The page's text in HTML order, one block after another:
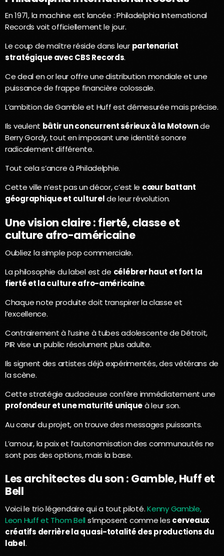
En 1971, la machine est lancée : Philadelphia International
Records voit officiellement le jour.
Le coup de maître réside dans leur partenariat
stratégique avec CBS Records.
Ce deal en or leur offre une distribution mondiale et une
puissance de frappe financière colossale.
L’ambition de Gamble et Huff est démesurée mais précise.
Ils veulent bâtir un concurrent sérieux à la Motownde
Berry Gordy, tout en imposant une identité sonore
radicalement différente.
Tout cela s’ancre à Philadelphie.
Cette ville n’est pas un décor, c’est le cœur battant
géographique et culturelde leur révolution.
Une vision claire : fierté, classe et
culture afro-américaine
Oubliez la simple pop commerciale.
La philosophie du label est de célébrer haut et fort la
fierté et la culture afro-américaine.
Chaque note produite doit transpirer la classe et
l’excellence.
Contrairement à l’usine à tubes adolescente de Détroit,
PIR vise un public résolument plus adulte.
Ils signent des artistes déjà expérimentés, des vétérans de
la scène.
Cette stratégie audacieuse confère immédiatement une
profondeur et une maturité uniqueà leur son.
Au cœur du projet, on trouve des messages puissants.
L’amour, la paix et l’autonomisation des communautés ne
sont pas des options, mais la base.
Les architectes du son : Gamble, Huff et
Bell
Voici le trio légendaire qui a tout piloté.Kenny Gamble,
Leon Huff et Thom Bell s’imposent comme les cerveaux
créatifs derrière la quasi-totalité des productions du
label.